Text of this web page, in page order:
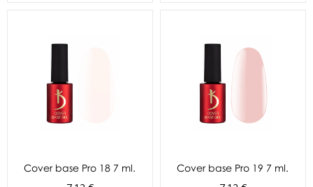
Cover base Pro 18 7 ml. Cover base Pro 19 7 ml.